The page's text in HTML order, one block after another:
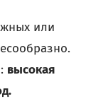
или
высокая